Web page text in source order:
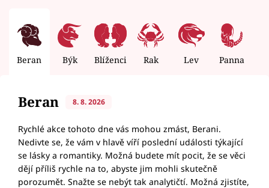
Beran Býk Blíženci Rak Lev Panna
Beran 8. 8. 2026
Rychlé akce tohoto dne vás mohou zmást, Berani.
Nedivte se, že vám v hlavě víří poslední události týkající
se lásky a romantiky. Možná budete mít pocit, že se věci
dějí příliš rychle na to, abyste jim mohli skutečně
porozumět. Snažte se nebýt tak analytičtí. Možná zjistíte,